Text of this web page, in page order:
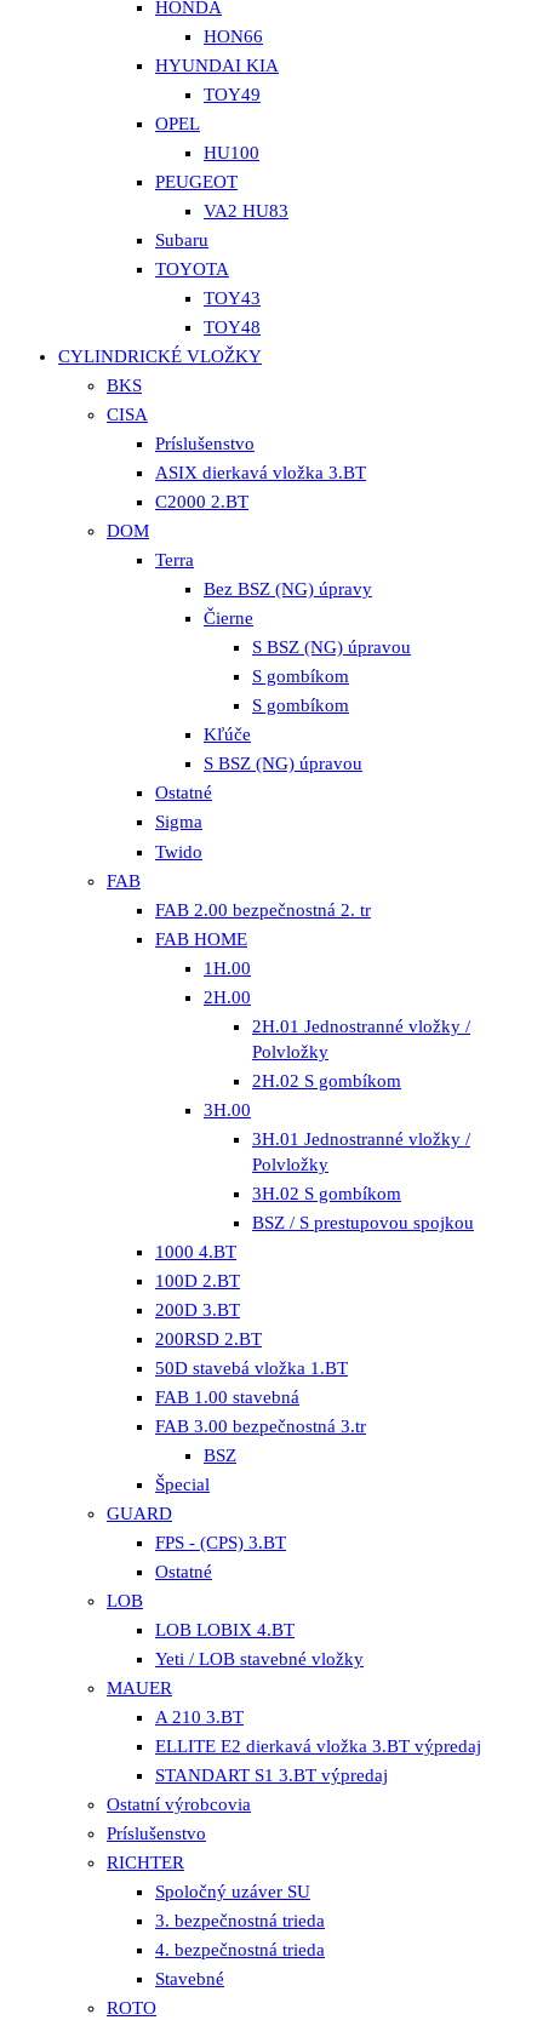
HONDA
HON66
HYUNDAI KIA
TOY49
OPEL
HU100
PEUGEOT
VA2 HU83
Subaru
TOYOTA
TOY43
TOY48
CYLINDRICKÉ VLOŽKY
BKS
CISA
Príslušenstvo
ASIX dierkavá vložka 3.BT
C2000 2.BT
DOM
Terra
Bez BSZ (NG) úpravy
Čierne
S BSZ (NG) úpravou
S gombíkom
S gombíkom
Kľúče
S BSZ (NG) úpravou
Ostatné
Sigma
Twido
FAB
FAB 2.00 bezpečnostná 2. tr
FAB HOME
1H.00
2H.00
2H.01 Jednostranné vložky /
Polvložky
2H.02 S gombíkom
3H.00
3H.01 Jednostranné vložky /
Polvložky
3H.02 S gombíkom
BSZ / S prestupovou spojkou
1000 4.BT
100D 2.BT
200D 3.BT
200RSD 2.BT
50D stavebá vložka 1.BT
FAB 1.00 stavebná
FAB 3.00 bezpečnostná 3.tr
BSZ
Špecial
GUARD
FPS - (CPS) 3.BT
Ostatné
LOB
LOB LOBIX 4.BT
Yeti / LOB stavebné vložky
MAUER
A 210 3.BT
ELLITE E2 dierkavá vložka 3.BT výpredaj
STANDART S1 3.BT výpredaj
Ostatní výrobcovia
Príslušenstvo
RICHTER
Spoločný uzáver SU
3. bezpečnostná trieda
4. bezpečnostná trieda
Stavebné
ROTO